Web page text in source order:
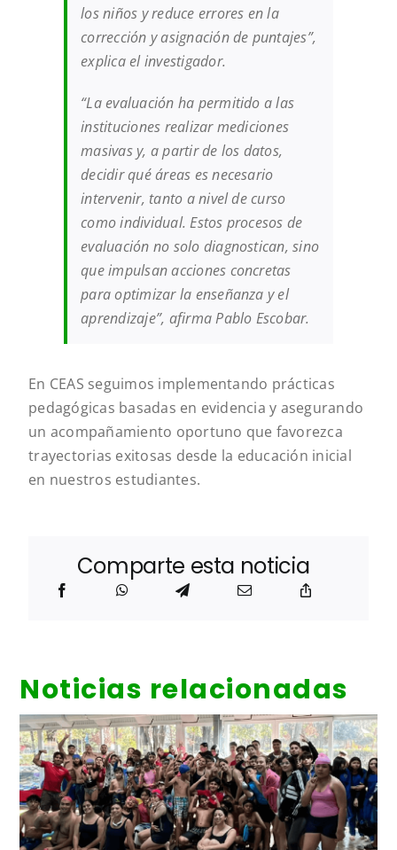
los niños y reduce errores en la
corrección y asignación de puntajes”,
explica el investigador.
“La evaluación ha permitido a las
instituciones realizar mediciones
masivas y, a partir de los datos,
decidir qué áreas es necesario
intervenir, tanto a nivel de curso
como individual. Estos procesos de
evaluación no solo diagnostican, sino
que impulsan acciones concretas
para optimizar la enseñanza y el
aprendizaje”, afirma Pablo Escobar.
En CEAS seguimos implementando prácticas
pedagógicas basadas en evidencia y asegurando
un acompañamiento oportuno que favorezca
trayectorias exitosas desde la educación inicial
en nuestros estudiantes.
Comparte esta noticia
Noticias relacionadas